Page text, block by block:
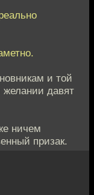
и той
желании давят
ничем
призак.